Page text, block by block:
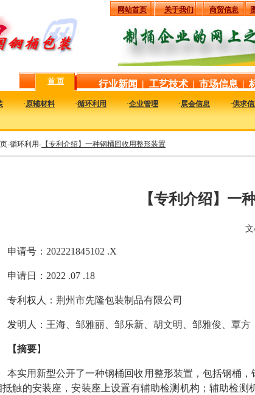
网站首页 关于我们 商贸信息
首 页 行业新闻 | 工艺技术 | 市场信息 |
·原辅材料 ·循环利用 ·企业管理 ·展会信息 ·供求
-循环利用- 【专利介绍】一种钢桶回收用整形装置
【专利介绍】一
申请号：202221845102 .X
申请日：2022 .07 .18
专利权人：荆州市先隆包装制品有限公司
发明人：王海、邹雅丽、邹乐新、胡文明、邹雅俊、覃方
【摘要】
本实用新型公开了一种钢桶回收用整形装置，包括钢桶
抵触的安装座，安装座上设置有辅助检测机构；辅助检